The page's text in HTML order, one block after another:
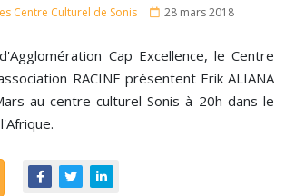
Centre Culturel de Sonis 28 mars 2018
Cap Excellence, le Centre
RACINE présentent Erik ALIANA
au centre culturel Sonis à 20h dans le